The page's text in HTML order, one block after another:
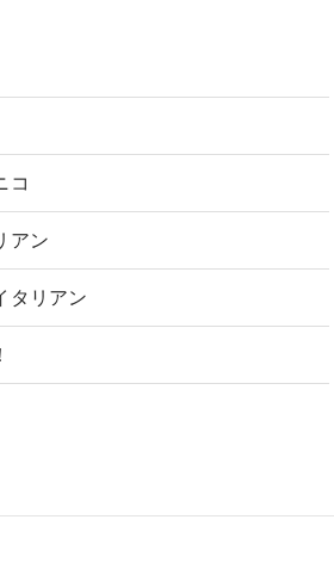
コ
アン
タリアン